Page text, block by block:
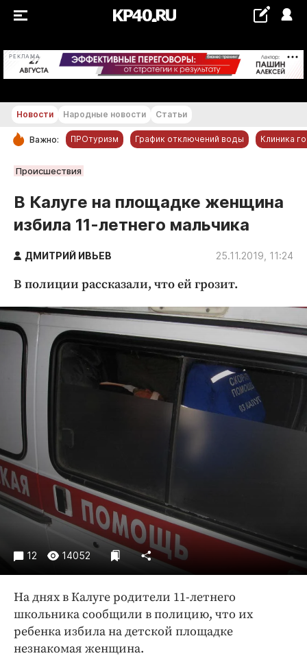
РЕКЛАМА +26...+27 °С
РУБРИКИ
Новости компаний
Статьи
Народные новости
Благоустройство
Криминал
Культура
Недвижимость и ЖКХ
Образование
Общество
Происшествия
Спорт
Экономика и бизнес
ПРОЕКТЫ
Блоги
Издания
Медиаперсона
Интересное чтиво
Клиника года
Новости Народные новости Статьи
Важно: ПРОтуризм График отключений воды Клиника
Происшествия
В Калуге на площадке женщина
избила 11-летнего мальчика
ДМИТРИЙ ИВЬЕВ 25.11.2019, 11:24
В полиции рассказали, что ей грозит.
12 14052
На днях в Калуге родители 11-летнего
школьника сообщили в полицию, что их
ребенка избила на детской площадке
незнакомая женщина.